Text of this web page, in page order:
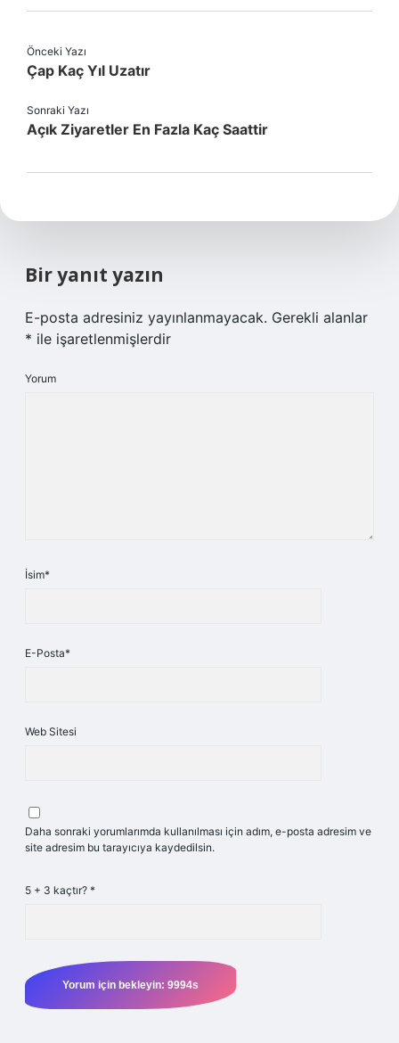
Önceki Yazı
Çap Kaç Yıl Uzatır
Sonraki Yazı
Açık Ziyaretler En Fazla Kaç Saattir
Bir yanıt yazın
E-posta adresiniz yayınlanmayacak. Gerekli alanlar
* ile işaretlenmişlerdir
Yorum
İsim*
E-Posta*
Web Sitesi
Daha sonraki yorumlarımda kullanılması için adım, e-posta adresim ve
site adresim bu tarayıcıya kaydedilsin.
5 + 3 kaçtır? *